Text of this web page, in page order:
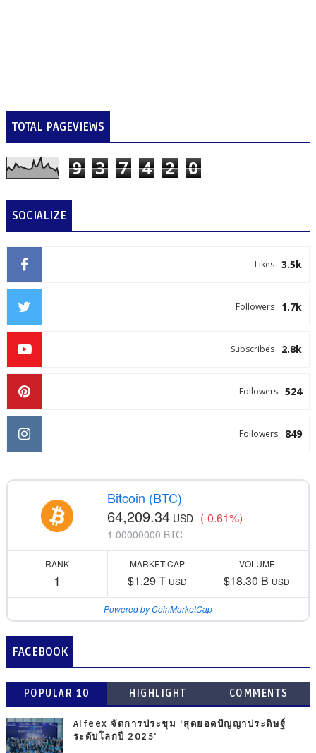
TOTAL PAGEVIEWS
9 3 7 4 2 0
SOCIALIZE
3.5k
Likes
1.7k
Followers
2.8k
Subscribes
524
Followers
849
Followers
Bitcoin (BTC)
64,209.34 USD (-0.61%)
1.00000000 BTC
RANK
1
MARKET CAP
$1.29 T USD
VOLUME
$18.30 B USD
Powered by CoinMarketCap
FACEBOOK
POPULAR 10 HIGHLIGHT COMMENTS
Aifeex จัดการประชุม ‘สุดยอดปัญญาประดิษฐ์
ระดับโลกปี 2025‘